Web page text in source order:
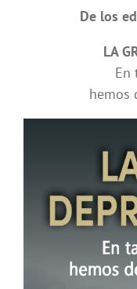
De los
LA
En
hemos